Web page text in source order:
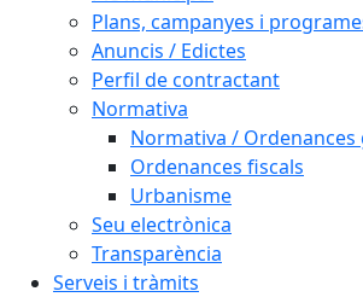
Plans, campanyes i
Anuncis / Edictes
Perfil de contractant
Normativa
Normativa / Ordenances
Ordenances fiscals
Urbanisme
Seu electrònica
Transparència
Serveis i tràmits